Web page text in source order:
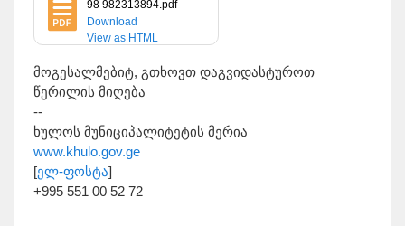
98 982313894.pdf
Download
View as HTML
მოგესალმებიტ, გთხოვთ დაგვიდასტუროთ
წერილის მიღება
--
ხულოს მუნიციპალიტეტის მერია
www.khulo.gov.ge
[ელ-ფოსტა]
+995 551 00 52 72